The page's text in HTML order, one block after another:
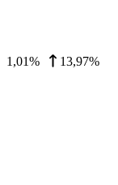
1,01% 13,97%